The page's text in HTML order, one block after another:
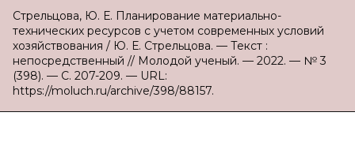
Стрельцова, Ю. Е. Планирование материально-
технических ресурсов с учетом современных условий
хозяйствования / Ю. Е. Стрельцова. — Текст :
непосредственный // Молодой ученый. — 2022. — № 3
(398). — С. 207-209. — URL:
https://moluch.ru/archive/398/88157.